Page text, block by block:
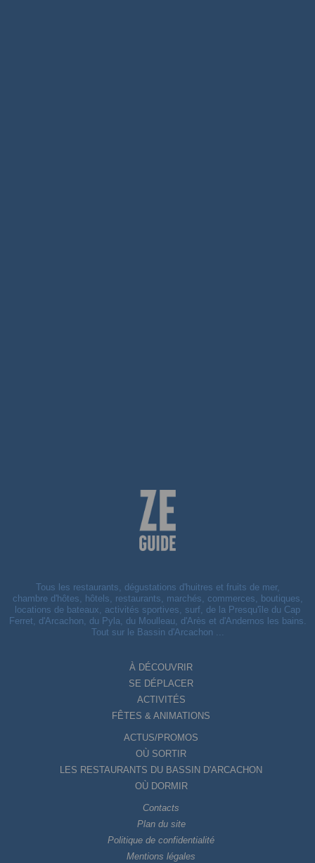
Tous les restaurants, dégustations d'huitres et fruits de mer,
chambre d'hôtes, hôtels, restaurants, marchés, commerces, boutiques,
locations de bateaux, activités sportives, surf, de la Presqu'île du Cap
Ferret, d'Arcachon, du Pyla, du Moulleau, d'Arès et d'Andernos les bains.
Tout sur le Bassin d'Arcachon ...
À DÉCOUVRIR
SE DÉPLACER
ACTIVITÉS
FÊTES & ANIMATIONS
ACTUS/PROMOS
OÙ SORTIR
LES RESTAURANTS DU BASSIN D'ARCACHON
OÙ DORMIR
Contacts
Plan du site
Politique de confidentialité
Mentions légales